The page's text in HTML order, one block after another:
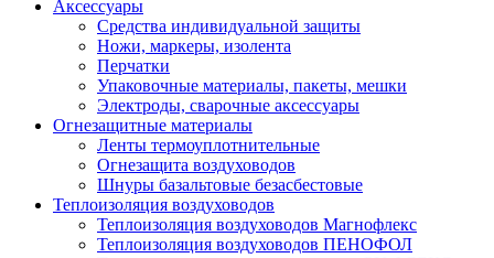
Аксессуары
Средства индивидуальной защиты
Ножи, маркеры, изолента
Перчатки
Упаковочные материалы, пакеты, мешки
Электроды, сварочные аксессуары
Огнезащитные материалы
Ленты термоуплотнительные
Огнезащита воздуховодов
Шнуры базальтовые безасбестовые
Теплоизоляция воздуховодов
Теплоизоляция воздуховодов Магнофлекс
Теплоизоляция воздуховодов ПЕНОФОЛ